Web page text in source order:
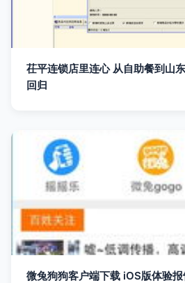
茌平连锁店里连心 从自助餐到山
回归
微兔狗狗客户端下载 iOS版体验